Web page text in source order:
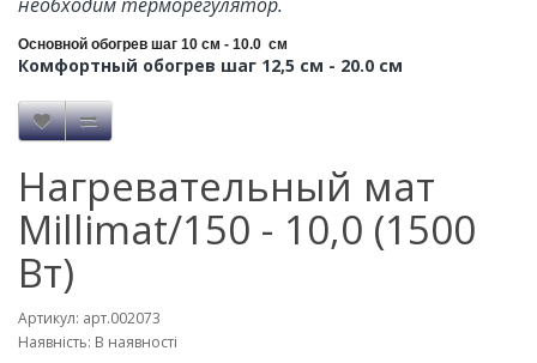
Основной обогрев шаг 10 см - 10.0 см
Комфортный обогрев шаг 12,5 см - 20.0 см
Нагревательный мат
Millimat/150 - 10,0 (1500
Вт)
Артикул: арт.002073
Наявність: В наявності